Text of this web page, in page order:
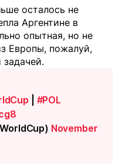
осталось не
Аргентине в
опытная, но не
Европы, пожалуй,
задачей.
#POL
November